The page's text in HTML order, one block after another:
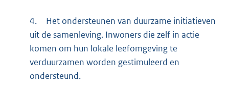
4.
Het ondersteunen van duurzame initiatieven
uit de samenleving. Inwoners die zelf in actie
komen om hun lokale leefomgeving te
verduurzamen worden gestimuleerd en
ondersteund.